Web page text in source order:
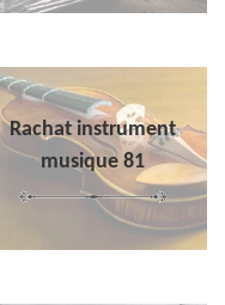
Rachat instrument
musique 81